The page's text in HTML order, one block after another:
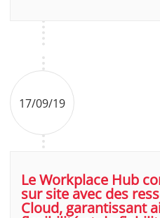
17/09/19
Le Workplace Hub
sur site avec des
Cloud, garantissant